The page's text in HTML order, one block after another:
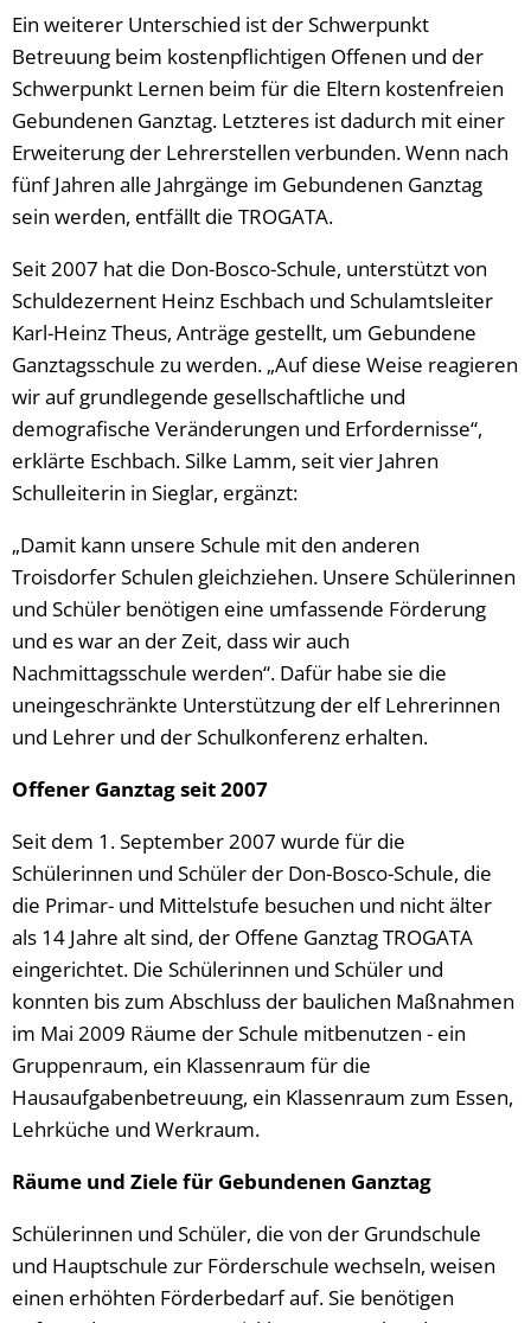
Ein weiterer Unterschied ist der Schwerpunkt
Betreuung beim kostenpflichtigen Offenen und der
Schwerpunkt Lernen beim für die Eltern kostenfreien
Gebundenen Ganztag. Letzteres ist dadurch mit einer
Erweiterung der Lehrerstellen verbunden. Wenn nach
fünf Jahren alle Jahrgänge im Gebundenen Ganztag
sein werden, entfällt die TROGATA.
Seit 2007 hat die Don-Bosco-Schule, unterstützt von
Schuldezernent Heinz Eschbach und Schulamtsleiter
Karl-Heinz Theus, Anträge gestellt, um Gebundene
Ganztagsschule zu werden. „Auf diese Weise reagieren
wir auf grundlegende gesellschaftliche und
demografische Veränderungen und Erfordernisse“,
erklärte Eschbach. Silke Lamm, seit vier Jahren
Schulleiterin in Sieglar, ergänzt:
„Damit kann unsere Schule mit den anderen
Troisdorfer Schulen gleichziehen. Unsere Schülerinnen
und Schüler benötigen eine umfassende Förderung
und es war an der Zeit, dass wir auch
Nachmittagsschule werden“. Dafür habe sie die
uneingeschränkte Unterstützung der elf Lehrerinnen
und Lehrer und der Schulkonferenz erhalten.
Offener Ganztag seit 2007
Seit dem 1. September 2007 wurde für die
Schülerinnen und Schüler der Don-Bosco-Schule, die
die Primar- und Mittelstufe besuchen und nicht älter
als 14 Jahre alt sind, der Offene Ganztag TROGATA
eingerichtet. Die Schülerinnen und Schüler und
konnten bis zum Abschluss der baulichen Maßnahmen
im Mai 2009 Räume der Schule mitbenutzen - ein
Gruppenraum, ein Klassenraum für die
Hausaufgabenbetreuung, ein Klassenraum zum Essen,
Lehrküche und Werkraum.
Räume und Ziele für Gebundenen Ganztag
Schülerinnen und Schüler, die von der Grundschule
und Hauptschule zur Förderschule wechseln, weisen
einen erhöhten Förderbedarf auf. Sie benötigen